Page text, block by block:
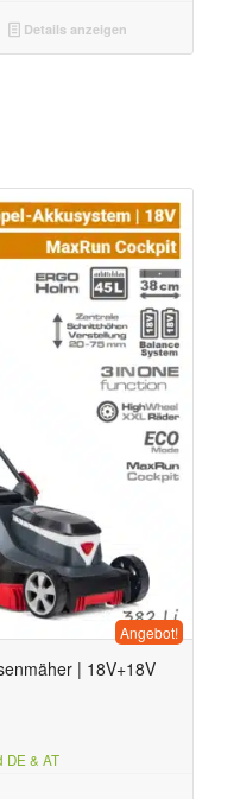
Details anzeigen
| 18V+18V
Angebot!
& AT